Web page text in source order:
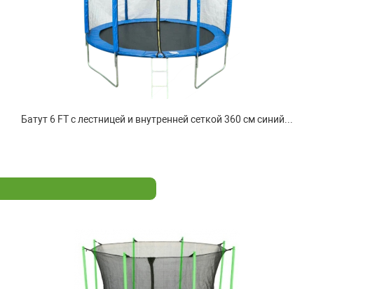
Батут 6 FT с лестницей и внутренней сеткой 360 см синий...